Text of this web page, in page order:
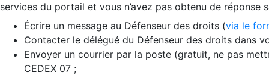
services du portail et vous n’avez pas obtenu de réponse
Écrire un message au Défenseur des droits (via le
Contacter le délégué du Défenseur des droits dans
Envoyer un courrier par la poste (gratuit, ne pas
CEDEX 07 ;